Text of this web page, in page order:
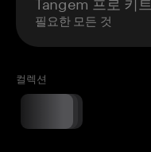
필요한 모든 것
컬렉션